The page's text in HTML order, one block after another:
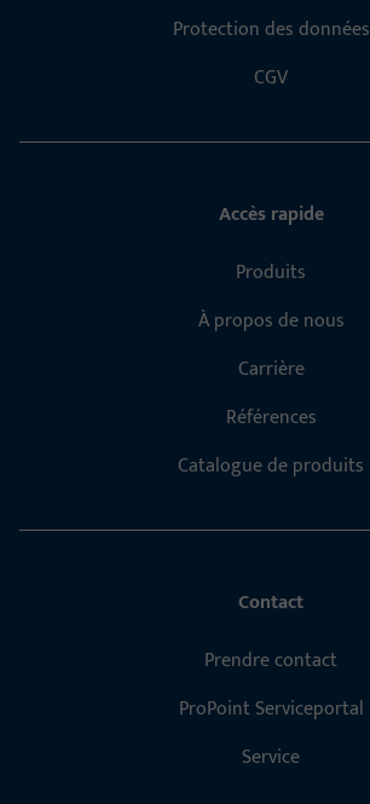
Protection des données
CGV
Accès rapide
Produits
À propos de nous
Carrière
Références
Catalogue de produits
Contact
Prendre contact
ProPoint Serviceportal
Service